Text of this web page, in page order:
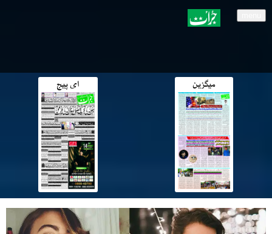
میگزین ای پیج